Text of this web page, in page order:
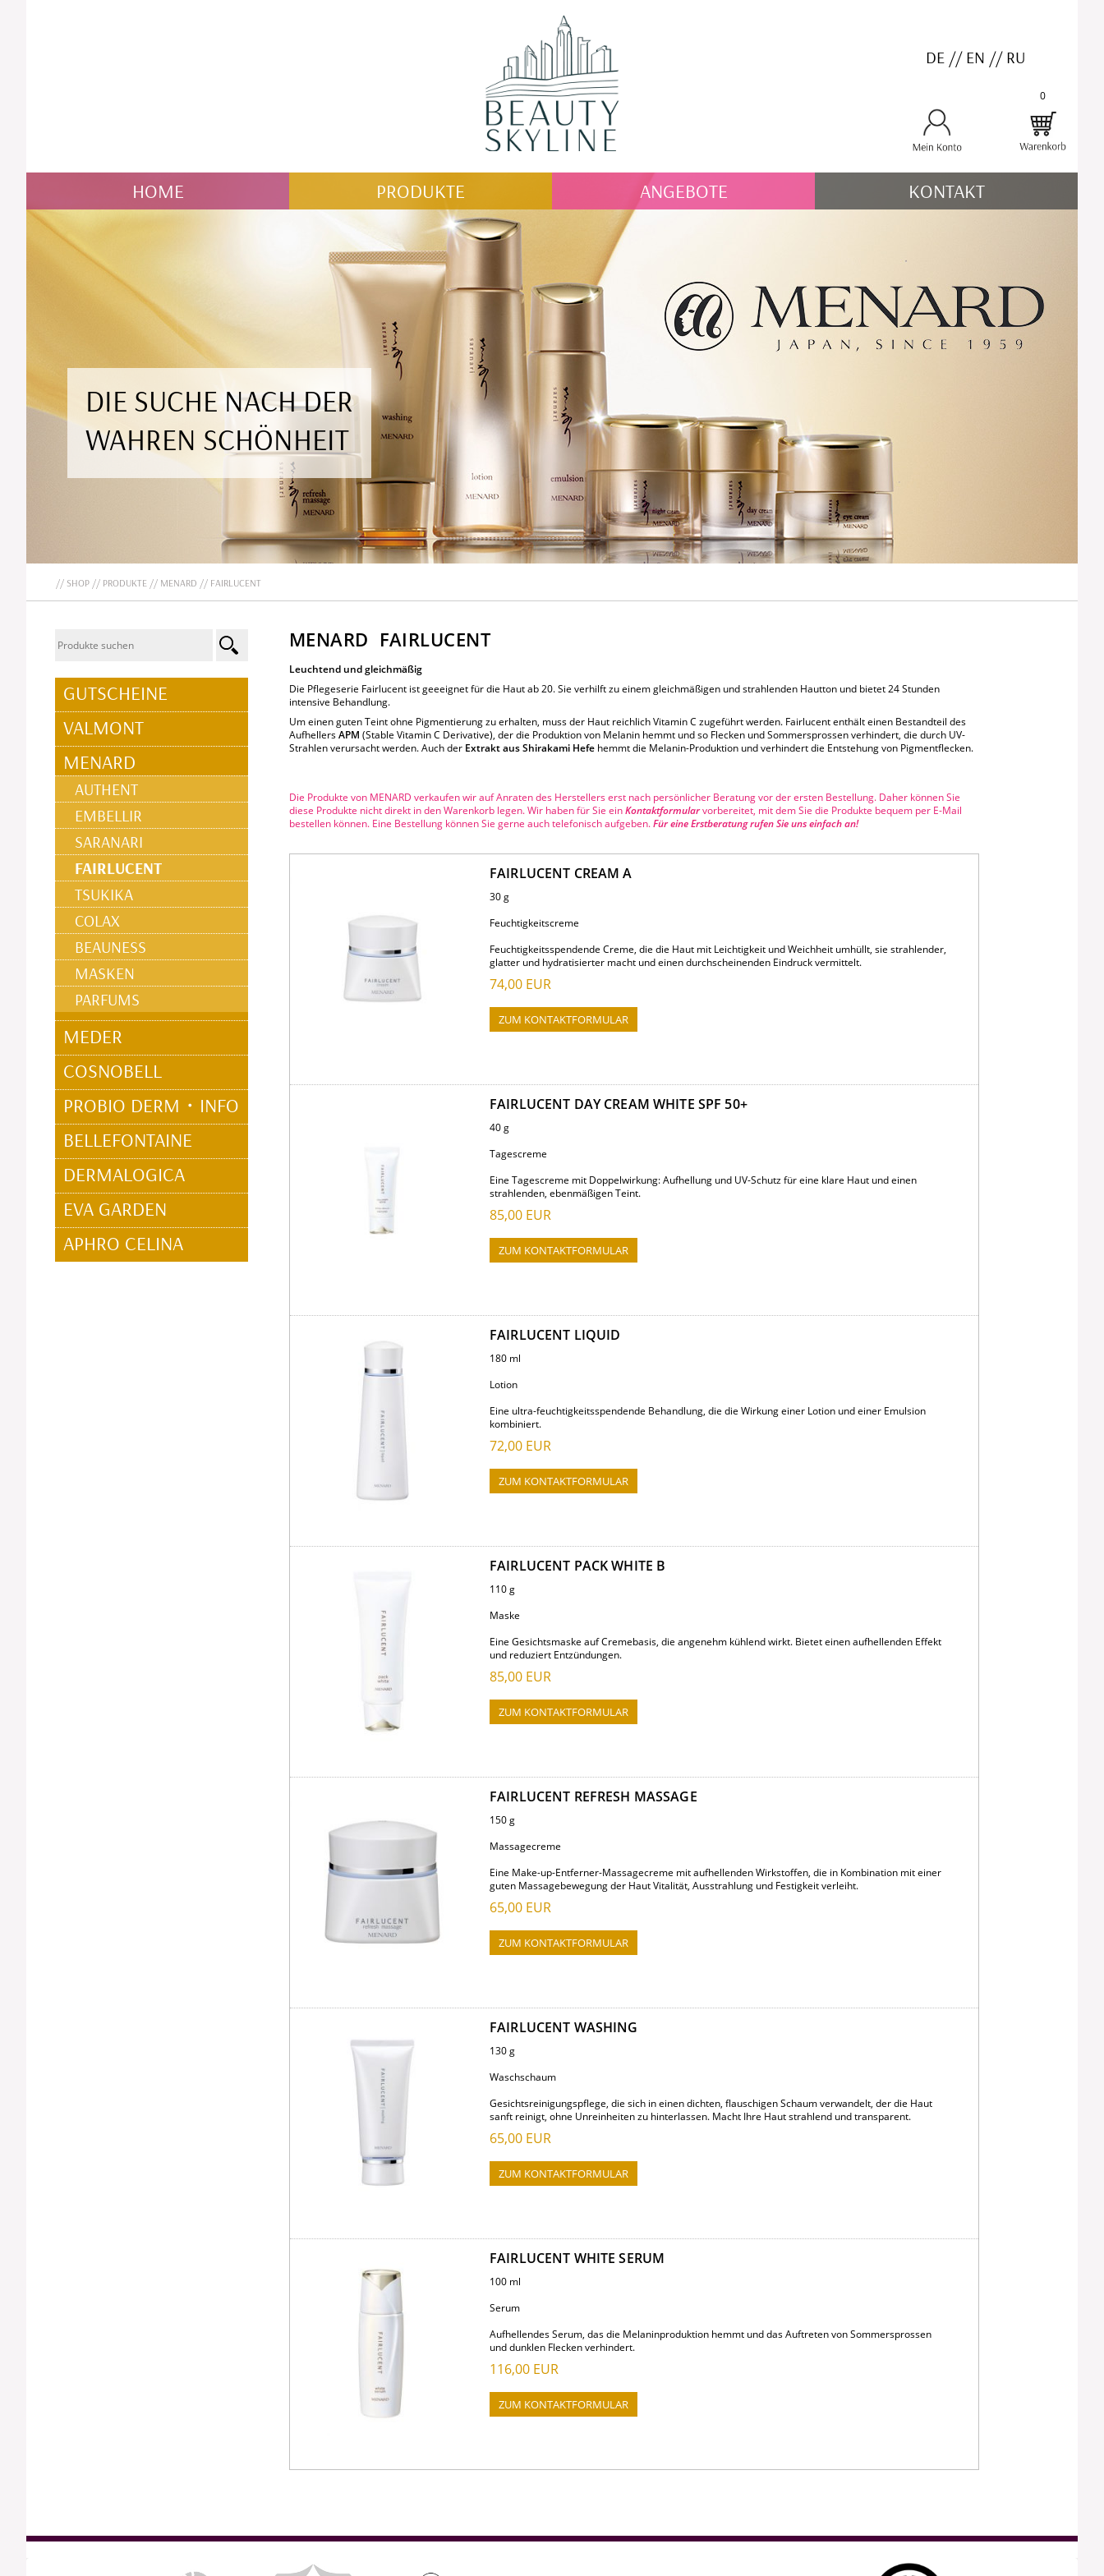
DE // EN // RU
0
HOME PRODUKTE ANGEBOTE KONTAKT
DIE SUCHE NACH DER
WAHREN SCHÖNHEIT
SHOP PRODUKTE MENARD FAIRLUCENT
MENARD FAIRLUCENT
Leuchtend und gleichmäßig
Die Pflegeserie Fairlucent ist geeeignet für die Haut ab 20. Sie verhilft zu einem gleichmäßigen und strahlenden Hautton und bietet 24 Stunden
intensive Behandlung.
Um einen guten Teint ohne Pigmentierung zu erhalten, muss der Haut reichlich Vitamin C zugeführt werden. Fairlucent enthält einen Bestandteil des
AufhellersAPM (Stable Vitamin C Derivative), der die Produktion von Melanin hemmt und so Flecken und Sommersprossen verhindert, die durch UV-
Strahlen verursacht werden. Auch der Extrakt aus Shirakami Hefe hemmt die Melanin-Produktion und verhindert die Entstehung von Pigmentflecken.
Die Produkte von MENARD verkaufen wir auf Anraten des Herstellers erst nach persönlicher Beratung vor der ersten Bestellung. Daher können Sie
diese Produkte nicht direkt in den Warenkorb legen. Wir haben für Sie einKontaktformularvorbereitet, mit dem Sie die Produkte bequem per E-Mail
bestellen können. Eine Bestellung können Sie gerne auch telefonisch aufgeben.Für eine Erstberatung rufen Sie uns einfach an!
FAIRLUCENT CREAM A
30 g
Feuchtigkeitscreme
Feuchtigkeitsspendende Creme, die die Haut mit Leichtigkeit und Weichheit umhüllt, sie strahlender,
glatter und hydratisierter macht und einen durchscheinenden Eindruck vermittelt.
74,00 EUR
ZUM KONTAKTFORMULAR
FAIRLUCENT DAY CREAM WHITE SPF 50+
40 g
Tagescreme
Eine Tagescreme mit Doppelwirkung: Aufhellung und UV-Schutz für eine klare Haut und einen
strahlenden, ebenmäßigen Teint.
85,00 EUR
ZUM KONTAKTFORMULAR
FAIRLUCENT LIQUID
180 ml
Lotion
Eine ultra-feuchtigkeitsspendende Behandlung, die die Wirkung einer Lotion und einer Emulsion
kombiniert.
72,00 EUR
ZUM KONTAKTFORMULAR
FAIRLUCENT PACK WHITE B
110 g
Maske
Eine Gesichtsmaske auf Cremebasis, die angenehm kühlend wirkt. Bietet einen aufhellenden Effekt
und reduziert Entzündungen.
85,00 EUR
ZUM KONTAKTFORMULAR
FAIRLUCENT REFRESH MASSAGE
150 g
Massagecreme
Eine Make-up-Entferner-Massagecreme mit aufhellenden Wirkstoffen, die in Kombination mit einer
guten Massagebewegung der Haut Vitalität, Ausstrahlung und Festigkeit verleiht.
65,00 EUR
ZUM KONTAKTFORMULAR
FAIRLUCENT WASHING
130 g
Waschschaum
Gesichtsreinigungspflege, die sich in einen dichten, flauschigen Schaum verwandelt, der die Haut
sanft reinigt, ohne Unreinheiten zu hinterlassen. Macht Ihre Haut strahlend und transparent.
65,00 EUR
ZUM KONTAKTFORMULAR
FAIRLUCENT WHITE SERUM
100 ml
Serum
Aufhellendes Serum, das die Melaninproduktion hemmt und das Auftreten von Sommersprossen
und dunklen Flecken verhindert.
116,00 EUR
ZUM KONTAKTFORMULAR
ÜBERSPRINGEN
GUTSCHEINE
VALMONT
MENARD
AUTHENT
EMBELLIR
SARANARI
FAIRLUCENT
TSUKIKA
COLAX
BEAUNESS
MASKEN
PARFUMS
MEDER
COSNOBELL
PROBIO DERM・INFO
BELLEFONTAINE
DERMALOGICA
EVA GARDEN
APHRO CELINA